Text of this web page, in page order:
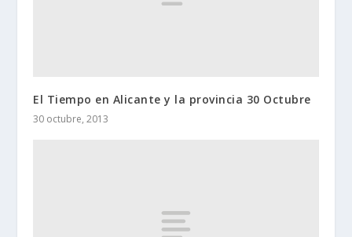
El Tiempo en Alicante y la provincia 30 Octubre
30 octubre, 2013